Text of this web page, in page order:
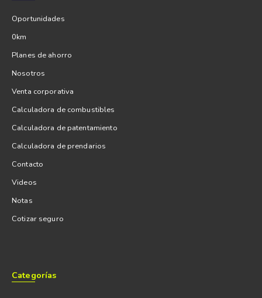
Oportunidades
0km
Planes de ahorro
Nosotros
Venta corporativa
Calculadora de combustibles
Calculadora de patentamiento
Calculadora de prendarios
Contacto
Videos
Notas
Cotizar seguro
Categorías